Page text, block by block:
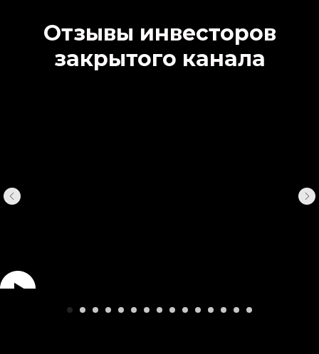
Отзывы инвесторов
закрытого канала